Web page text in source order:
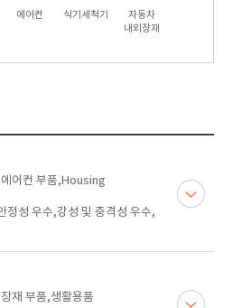
에어컨 식기세척기
자동차
내외장재
어컨 부품,Housing
정성 우수,강성 및 충격성 우수,
재 부품,생활용품